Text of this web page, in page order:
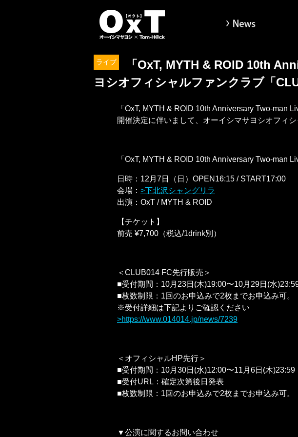
ライブ
「OxT, MYTH & ROID 10th
ヨシオフィシャルファンクラブ「
「OxT, MYTH & ROID 10th Anniversary Two-man
開催決定に伴いまして、オーイシマサヨシオフィ
「OxT, MYTH & ROID 10th Anniversary Two-man
日時：12月7日（日）OPEN16:15 / START17:00
会場：
下北沢シャングリラ
出演：OxT / MYTH & ROID
【チケット】
前売 ¥7,700（税込/1drink別）
＜CLUB014 FC先行販売＞
■受付期間：10月23日(木)19:00〜10月29日(水
■枚数制限：1回のお申込みで2枚までお申込み可。
※受付詳細は下記よりご確認ください
https://www.014014.jp/news/7239
＜オフィシャルHP先行＞
■受付期間：10月30日(水)12:00〜11月6日(木)23:59
■受付URL：確定次第後日発表
■枚数制限：1回のお申込みで2枚までお申込み可。
▼公演に関するお問い合わせ